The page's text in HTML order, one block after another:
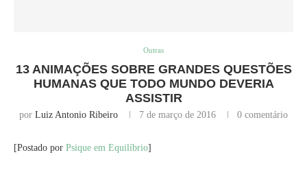
Outras
13 ANIMAÇÕES SOBRE GRANDES QUESTÕES
HUMANAS QUE TODO MUNDO DEVERIA
ASSISTIR
por Luiz Antonio Ribeiro 7 de março de 2016 0 comentário
[Postado por Psique em Equilíbrio]